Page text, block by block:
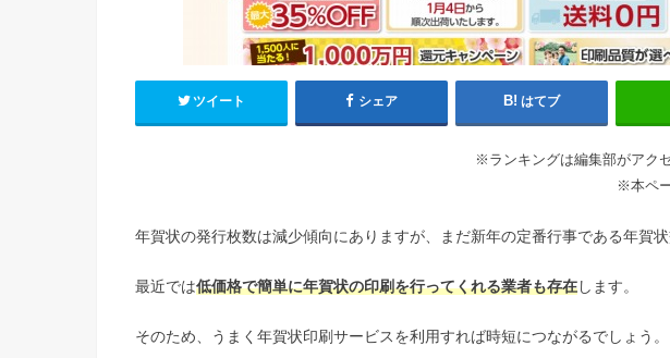
ツイート シェア はてブ
※ランキングは編集部がアク
※本ペ
年賀状の発行枚数は減少傾向にありますが、まだ新年の定番行事である年賀状
最近では低価格で簡単に年賀状の印刷を行ってくれる業者も存在します。
そのため、うまく年賀状印刷サービスを利用すれば時短につながるでしょう。